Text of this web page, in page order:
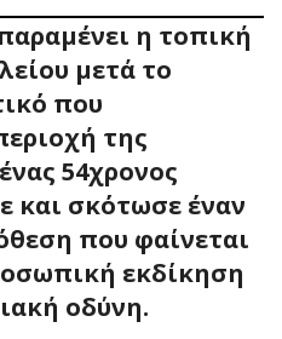
η τοπική
μετά το
που
της
54χρονος
και σκότωσε έναν
που φαίνεται
εκδίκηση
οδύνη.